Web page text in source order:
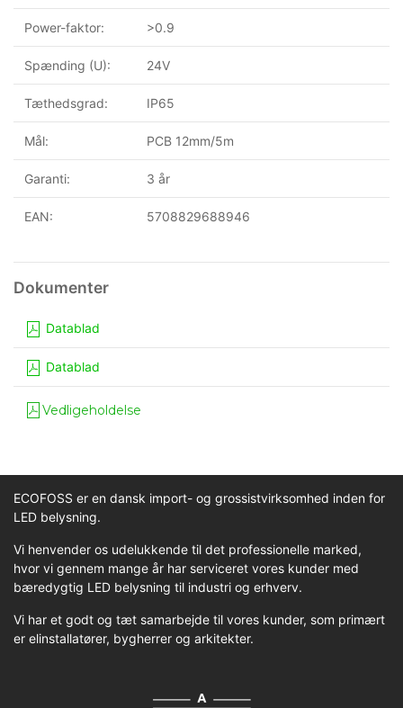
Power-faktor: >0.9
Spænding (U): 24V
Tæthedsgrad: IP65
Mål: PCB 12mm/5m
Garanti: 3 år
EAN: 5708829688946
Datablad
Datablad
Vedligeholdelse
ECOFOSS er en dansk import- og grossistvirksomhed inden for
LED belysning.
Vi henvender os udelukkende til det professionelle marked,
hvor vi gennem mange år har serviceret vores kunder med
bæredygtig LED belysning til industri og erhverv.
Vi har et godt og tæt samarbejde til vores kunder, som primært
er elinstallatører, bygherrer og arkitekter.